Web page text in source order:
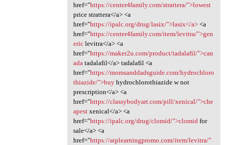
href="https://center4family.com/strattera/">lowest
price strattera</a> <a
href="https://ipalc.org/drug/lasix/">lasix</a><a
href="https://center4family.com/item/levitra/">gen
ericlevitra</a> <a
href="https://maker2u.com/product/tadalafil/">can
adatadalafil</a> tadalafil <a
href="https://momsanddadsguide.com/hydrochloro
thiazide/">buyhydrochlorothiazide w not
prescription</a> <a
href="https://classybodyart.com/pill/xenical/">che
apestxenical</a> <a
href="https://ipalc.org/drug/clomid/">clomidfor
sale</a> <a
href="https://atplearningpromo.com/item/levitra/"